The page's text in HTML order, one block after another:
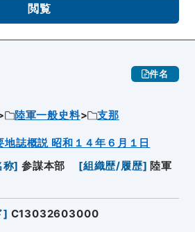
閲覧
件名
陸軍一般史料
支那
誌概説 昭和１４年６月１日
称] 参謀本部 [組織歴/履歴] 陸軍
] C13032603000